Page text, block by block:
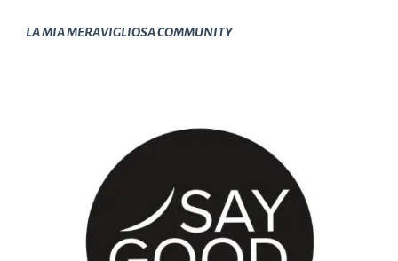
LA MIA MERAVIGLIOSA COMMUNITY